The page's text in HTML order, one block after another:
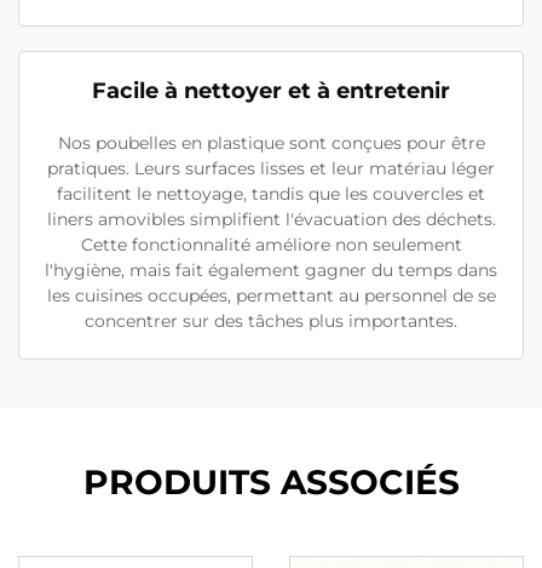
Facile à nettoyer et à entretenir
Nos poubelles en plastique sont conçues pour être
pratiques. Leurs surfaces lisses et leur matériau léger
facilitent le nettoyage, tandis que les couvercles et
liners amovibles simplifient l'évacuation des déchets.
Cette fonctionnalité améliore non seulement
l'hygiène, mais fait également gagner du temps dans
les cuisines occupées, permettant au personnel de se
concentrer sur des tâches plus importantes.
PRODUITS ASSOCIÉS